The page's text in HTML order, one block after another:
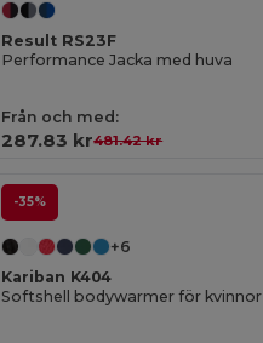
Result RS23F
Performance Jacka med huva
Från och med:
287.83 kr481.42 kr
-35%
+6
Kariban K404
Softshell bodywarmer för kvinnor